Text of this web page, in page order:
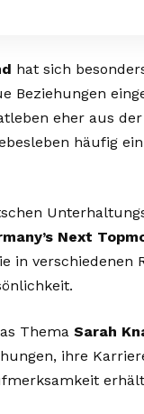
hat sich
Beziehungen
eher aus
häufig
Next
in verschiedenen
Thema Sarah
ihre